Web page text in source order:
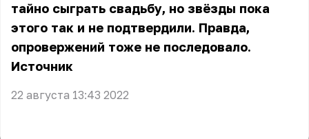
тайно сыграть свадьбу, но звёзды пока
этого так и не подтвердили. Правда,
опровержений тоже не последовало.
Источник
22 августа 13:43 2022